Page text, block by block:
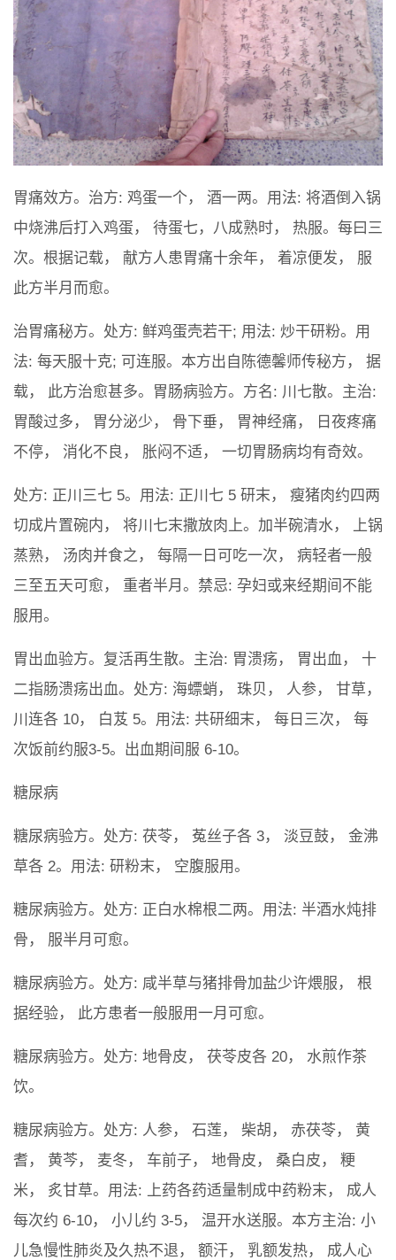
胃痛效方。治方: 鸡蛋一个， 酒一两。用法: 将酒倒入锅
中烧沸后打入鸡蛋， 待蛋七，八成熟时， 热服。每曰三
次。根据记载， 献方人患胃痛十余年， 着凉便发， 服
此方半月而愈。
治胃痛秘方。处方: 鲜鸡蛋壳若干; 用法: 炒干研粉。用
法: 每天服十克; 可连服。本方出自陈德馨师传秘方， 据
载， 此方治愈甚多。胃肠病验方。方名: 川七散。主治:
胃酸过多， 胃分泌少， 骨下垂， 胃神经痛， 日夜疼痛
不停， 消化不良， 胀闷不适， 一切胃肠病均有奇效。
处方: 正川三七 5。用法: 正川七 5 研末， 瘦猪肉约四两
切成片置碗内， 将川七末撒放肉上。加半碗清水， 上锅
蒸熟， 汤肉并食之， 每隔一日可吃一次， 病轻者一般
三至五天可愈， 重者半月。禁忌: 孕妇或来经期间不能
服用。
胃出血验方。复活再生散。主治: 胃溃疡， 胃出血， 十
二指肠溃疡出血。处方: 海螵蛸， 珠贝， 人参， 甘草，
川连各 10， 白芨 5。用法: 共研细末， 每日三次， 每
次饭前约服3-5。出血期间服 6-10。
糖尿病
糖尿病验方。处方: 茯苓， 菟丝子各 3， 淡豆鼓， 金沸
草各 2。用法: 研粉末， 空腹服用。
糖尿病验方。处方: 正白水棉根二两。用法: 半酒水炖排
骨， 服半月可愈。
糖尿病验方。处方: 咸半草与猪排骨加盐少许煨服， 根
据经验， 此方患者一般服用一月可愈。
糖尿病验方。处方: 地骨皮， 茯苓皮各 20， 水煎作茶
饮。
糖尿病验方。处方: 人参， 石莲， 柴胡， 赤茯苓， 黄
耆， 黄芩， 麦冬， 车前子， 地骨皮， 桑白皮， 粳
米， 炙甘草。用法: 上药各药适量制成中药粉末， 成人
每次约 6-10， 小儿约 3-5， 温开水送服。本方主治: 小
儿急慢性肺炎及久热不退， 额汗， 乳额发热， 成人心